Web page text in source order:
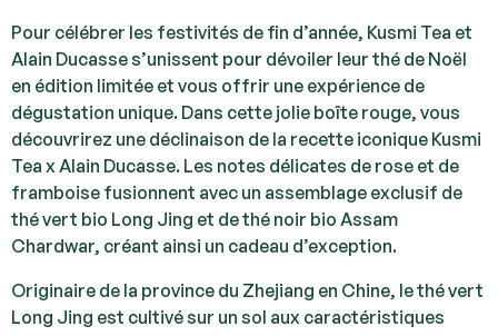
Pour célébrer les festivités de fin d’année, Kusmi Tea et
Alain Ducasse s’unissent pour dévoiler leur thé de Noël
en édition limitée et vous offrir une expérience de
dégustation unique. Dans cette jolie boîte rouge, vous
découvrirez une déclinaison de la recette iconique Kusmi
Tea x Alain Ducasse. Les notes délicates de rose et de
framboise fusionnent avec un assemblage exclusif de
thé vert bio Long Jing et de thé noir bio Assam
Chardwar, créant ainsi un cadeau d’exception.
Originaire de la province du Zhejiang en Chine, le thé vert
Long Jing est cultivé sur un sol aux caractéristiques